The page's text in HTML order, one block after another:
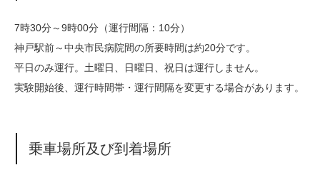
7時30分～9時00分（運行間隔：10分）
神戸駅前～中央市民病院間の所要時間は約20分です。
平日のみ運行。土曜日、日曜日、祝日は運行しません。
実験開始後、運行時間帯・運行間隔を変更する場合があります。
乗車場所及び到着場所